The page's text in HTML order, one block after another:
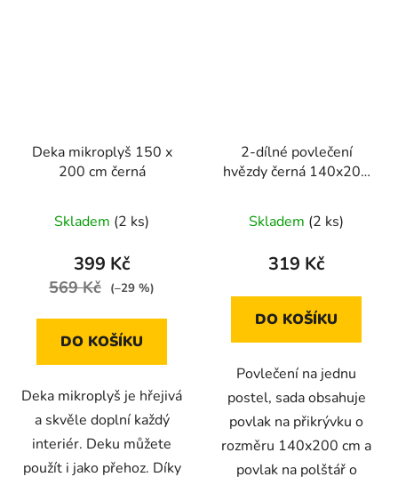
Deka mikroplyš 150 x
200 cm černá
Skladem (2 ks)
399 Kč
569 Kč (–29 %)
DO KOŠÍKU
Deka mikroplyš je hřejivá
a skvěle doplní každý
interiér. Deku můžete
použít i jako přehoz. Díky
2-dílné povlečení
hvězdy černá 140x200
Skladem (2 ks)
319 Kč
DO KOŠÍKU
Povlečení na jednu
postel, sada obsahuje
povlak na přikrývku o
rozměru 140x200 cm a
povlak na polštář o